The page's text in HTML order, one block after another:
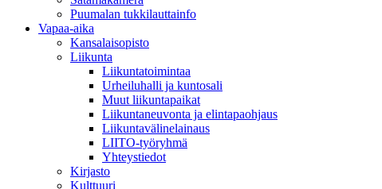
Puumalan tukkilauttainfo
Vapaa-aika
Kansalaisopisto
Liikunta
Liikuntatoimintaa
Urheiluhalli ja kuntosali
Muut liikuntapaikat
Liikuntaneuvonta ja elintapaohjaus
Liikuntavälinelainaus
LIITO-työryhmä
Yhteystiedot
Kirjasto
Kulttuuri